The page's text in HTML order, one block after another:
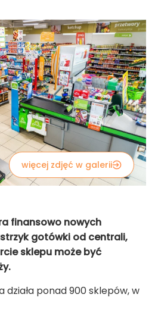
więcej zdjęć w galerii
finansowo nowych
gotówki od centrali,
sklepu może być
działa ponad 900 sklepów, w